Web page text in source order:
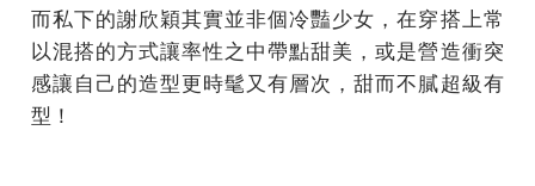
而私下的謝欣穎其實並非個冷豔少女，在穿搭上常
以混搭的方式讓率性之中帶點甜美，或是營造衝突
感讓自己的造型更時髦又有層次，甜而不膩超級有
型！